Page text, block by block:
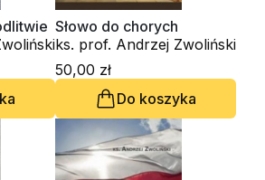
Słowo do chorych
ks. prof. Andrzej Zwoliński
50,00 zł
Do koszyka